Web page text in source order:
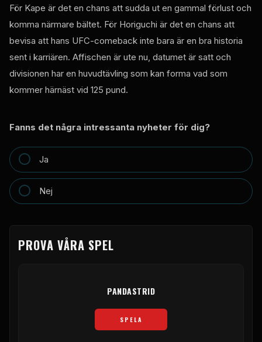
För Kape är det en chans att sudda ut en gammal förlust och
komma närmare bältet. För Horiguchi är det en chans att
bevisa att hans UFC-comeback inte bara är en bra historia
sent i karriären. Affischen är ute nu, datumet är satt och
divisionen har en huvudtävling som kan forma vad som
kommer härnäst vid 125 pund.
Fanns det några intressanta nyheter för dig?
Ja
Nej
PROVA VÅRA SPEL
PANDASTRID
SPELA